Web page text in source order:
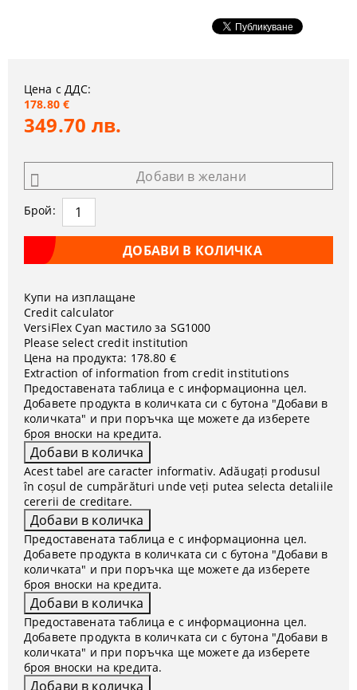
Цена с ДДС:
178.80 €
349.70 лв.
Добави в желани
Брой:
Купи на изплащане
Credit calculator
VersiFlex Cyan мастило за SG1000
Please select credit institution
Цена на продукта: 178.80 €
Extraction of information from credit institutions
Предоставената таблица е с информационна цел.
Добавете продукта в количката си с бутона "Добави в
количката" и при поръчка ще можете да изберете
броя вноски на кредита.
Acest tabel are caracter informativ. Adăugați produsul
în coșul de cumpărături unde veți putea selecta detaliile
cererii de creditare.
Предоставената таблица е с информационна цел.
Добавете продукта в количката си с бутона "Добави в
количката" и при поръчка ще можете да изберете
броя вноски на кредита.
Предоставената таблица е с информационна цел.
Добавете продукта в количката си с бутона "Добави в
количката" и при поръчка ще можете да изберете
броя вноски на кредита.